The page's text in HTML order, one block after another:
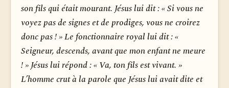
son fils qui était mourant. Jésus lui dit : « Si vous ne
voyez pas de signes et de prodiges, vous ne croirez
donc pas ! » Le fonctionnaire royal lui dit : «
Seigneur, descends, avant que mon enfant ne meure
! » Jésus lui répond : « Va, ton fils est vivant. »
L’homme crut à la parole que Jésus lui avait dite et